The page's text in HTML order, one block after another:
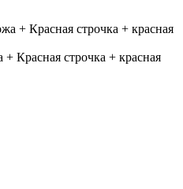
Красная строчка + красная